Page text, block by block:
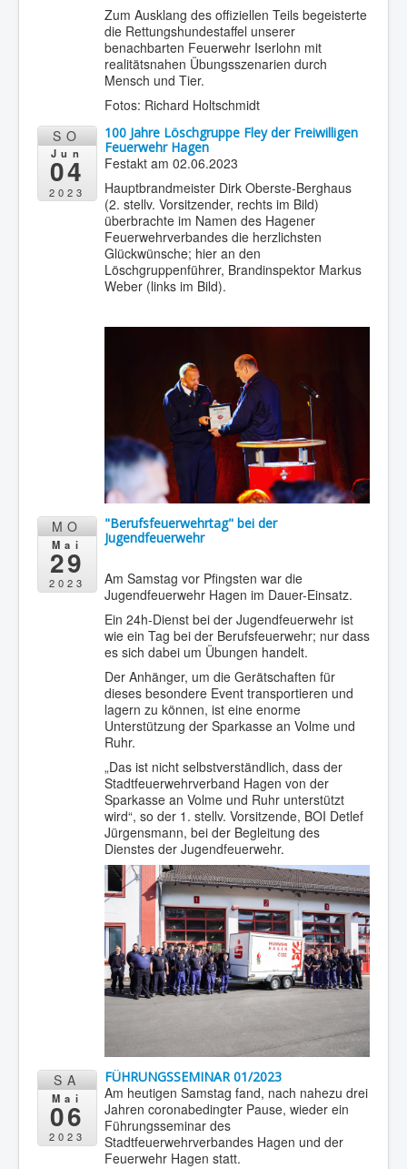
Zum Ausklang des offiziellen Teils begeisterte
die Rettungshundestaffel unserer
benachbarten Feuerwehr Iserlohn mit
realitätsnahen Übungsszenarien durch
Mensch und Tier.
Fotos: Richard Holtschmidt
SO
Jun
04
2023
100 Jahre Löschgruppe Fley der Freiwilligen
Feuerwehr Hagen
Festakt am 02.06.2023
Hauptbrandmeister Dirk Oberste-Berghaus
(2. stellv. Vorsitzender, rechts im Bild)
überbrachte im Namen des Hagener
Feuerwehrverbandes die herzlichsten
Glückwünsche; hier an den
Löschgruppenführer, Brandinspektor Markus
Weber (links im Bild).
MO
Mai
29
2023
"Berufsfeuerwehrtag" bei der
Jugendfeuerwehr
Am Samstag vor Pfingsten war die
Jugendfeuerwehr Hagen im Dauer-Einsatz.
Ein 24h-Dienst bei der Jugendfeuerwehr ist
wie ein Tag bei der Berufsfeuerwehr; nur dass
es sich dabei um Übungen handelt.
Der Anhänger, um die Gerätschaften für
dieses besondere Event transportieren und
lagern zu können, ist eine enorme
Unterstützung der Sparkasse an Volme und
Ruhr.
„Das ist nicht selbstverständlich, dass der
Stadtfeuerwehrverband Hagen von der
Sparkasse an Volme und Ruhr unterstützt
wird“, so der 1. stellv. Vorsitzende, BOI Detlef
Jürgensmann, bei der Begleitung des
Dienstes der Jugendfeuerwehr.
SA
Mai
06
2023
FÜHRUNGSSEMINAR 01/2023
Am heutigen Samstag fand, nach nahezu drei
Jahren coronabedingter Pause, wieder ein
Führungsseminar des
Stadtfeuerwehrverbandes Hagen und der
Feuerwehr Hagen statt.